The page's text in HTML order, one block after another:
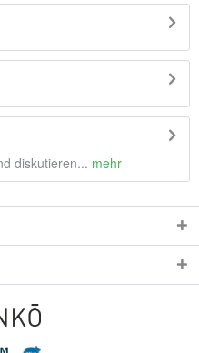
diskutieren... mehr